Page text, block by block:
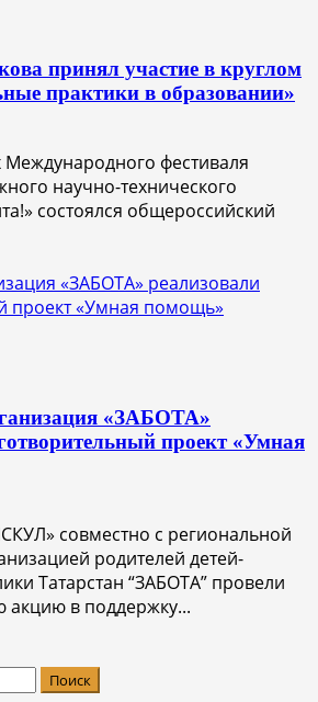
принял участие в круглом
практики в образовании»
Международного фестиваля
научно-технического
состоялся общероссийский
«ЗАБОТА» реализовали
проект «Умная помощь»
«ЗАБОТА»
проект «Умная
совместно с региональной
родителей детей-
Татарстан “ЗАБОТА” провели
акцию в поддержку...